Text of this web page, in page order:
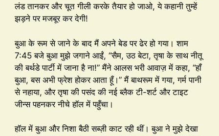
लंड तानकर और चूत गीली करके तैयार हो जाओ, ये कहानी तुम्हें
झड़ने पर मजबूर कर देगी!
बुआ के रूम से जाने के बाद मैं अपने बेड पर ढेर हो गया। शाम
7:45 बजे बुआ मुझे जगाने आईं, “सैम, उठ बेटा, तृषा के साथ नीतू
की बर्थडे पार्टी में जाना है ना!” मैंने आलस भरी आवाज़ में कहा, “हाँ
बुआ, बस अभी फ्रेश होकर आता हूँ।” मैं बाथरूम में गया, गर्म पानी
से नहाया, और तृषा की पसंद की नई ब्लैक टी-शर्ट और टाइट
जीन्स पहनकर नीचे हॉल में पहुँचा।
हॉल में बुआ और निशा बैठी सब्ज़ी काट रही थीं। बुआ ने मुझे देखा